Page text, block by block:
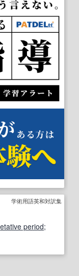
学術用語英和対訳集
period;